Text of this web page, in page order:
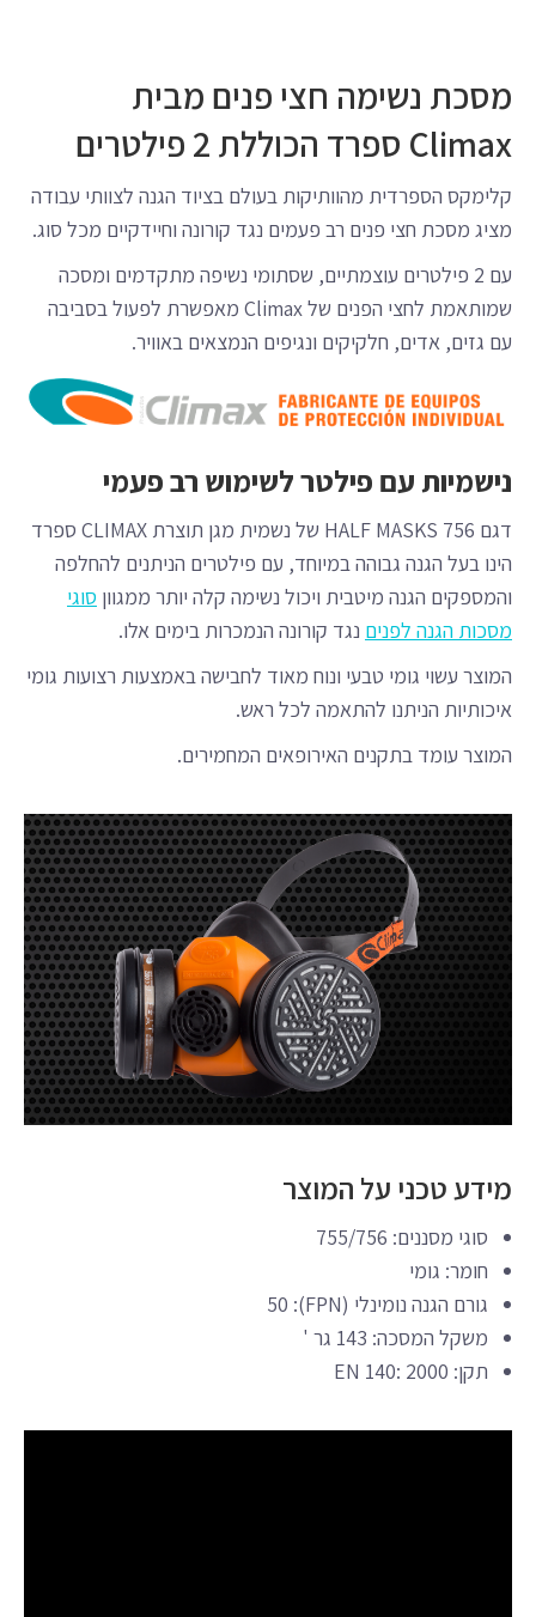
מסכת נשימה חצי פנים מבית
Climax ספרד הכוללת 2 פילטרים
קלימקס הספרדית מהוותיקות בעולם בציוד הגנה לצוותי עבודה
מציג מסכת חצי פנים רב פעמים נגד קורונה וחיידקיים מכל סוג.
עם 2 פילטרים עוצמתיים, שסתומי נשיפה מתקדמים ומסכה
שמותאמת לחצי הפנים של Climax מאפשרת לפעול בסביבה
עם גזים, אדים, חלקיקים ונגיפים הנמצאים באוויר.
נישמיות עם פילטר לשימוש רב פעמי
דגם 756 HALF MASKS של נשמית מגן תוצרת CLIMAX ספרד
הינו בעל הגנה גבוהה במיוחד, עם פילטרים הניתנים להחלפה
והמספקים הגנה מיטבית ויכול נשימה קלה יותר ממגוון סוגי
מסכות הגנה לפנים נגד קורונה הנמכרות בימים אלו.
המוצר עשוי גומי טבעי ונוח מאוד לחבישה באמצעות רצועות גומי
איכותיות הניתנו להתאמה לכל ראש.
המוצר עומד בתקנים האירופאים המחמירים.
מידע טכני על המוצר
סוגי מסננים: 755/756
חומר: גומי
גורם הגנה נומינלי (FPN): 50
משקל המסכה: 143 גר '
תקן: EN 140: 2000